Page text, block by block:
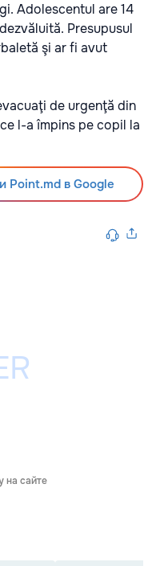
Adolescentul are 14
Presupusul
şi ar fi avut
de urgenţă din
l-a împins pe copil la
Point.md в Google
на сайте